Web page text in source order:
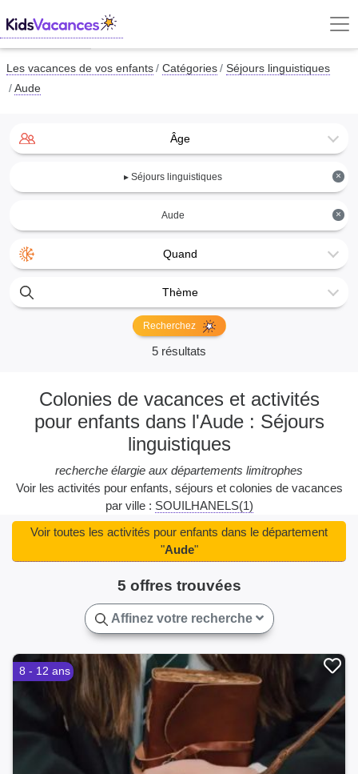
Les vacances de vos enfants Catégories
Séjours linguistiques
Aude
Âge
×
▸ Séjours linguistiques
×
Aude
Quand
Thème
Recherchez
5 résultats
Colonies de vacances et activités
pour enfants dans l'Aude : Séjours
linguistiques
recherche élargie aux départements limitrophes
Voir les activités pour enfants, séjours et colonies de vacances
par ville : SOUILHANELS(1)
5 offres trouvées
Voir toutes les activités pour enfants dans le département
"Aude"
Affinez votre recherche
8 - 12 ans